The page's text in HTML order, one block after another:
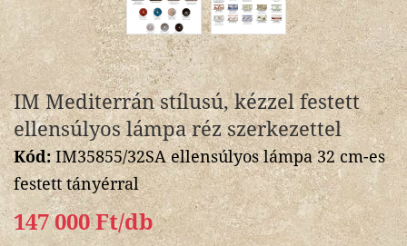
IM Mediterrán stílusú, kézzel festett
ellensúlyos lámpa réz szerkezettel
Kód:IM35855/32SA ellensúlyos lámpa 32 cm-es
festett tányérral
147 000 Ft/db